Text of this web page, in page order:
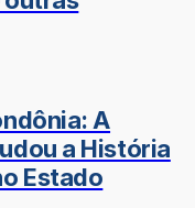
A
a História
Estado